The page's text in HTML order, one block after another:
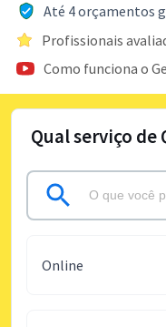
Até 4 orçamentos
Profissionais
Como funciona o
Qual serviço
Online